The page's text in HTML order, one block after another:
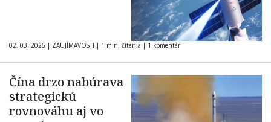
02. 03. 2026 | ZAUJÍMAVOSTI | 1 min. čítania | 1 komentár
Čína drzo nabúrava
strategickú
rovnováhu aj vo